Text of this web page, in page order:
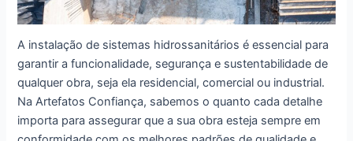
A instalação de sistemas hidrossanitários é essencial para
garantir a funcionalidade, segurança e sustentabilidade de
qualquer obra, seja ela residencial, comercial ou industrial.
Na Artefatos Confiança, sabemos o quanto cada detalhe
importa para assegurar que a sua obra esteja sempre em